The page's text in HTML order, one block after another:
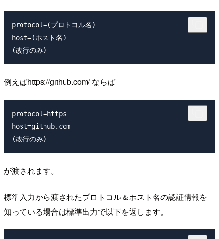
protocol=(プロトコル名)
host=(ホスト名)
例えばhttps://github.com/ ならば
protocol=https
host=github.com
が渡されます。
標準入力から渡されたプロトコル＆ホスト名の認証情報を
知っている場合は標準出力で以下を返します。